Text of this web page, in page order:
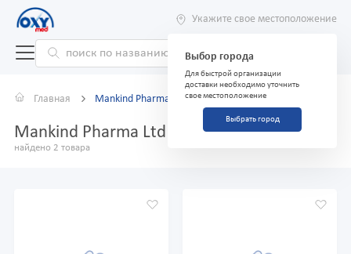
Укажите свое местоположение
Выбор города
Для быстрой организации
доставки необходимо уточнить
свое местоположение
Выбрать город
Главная Mankind Pharma Ltd
Mankind Pharma Ltd
найдено 2 товара